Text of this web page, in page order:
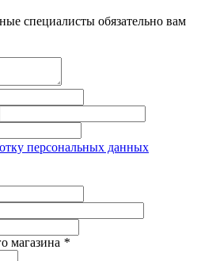
специалисты обязательно вам
персональных данных
магазина *